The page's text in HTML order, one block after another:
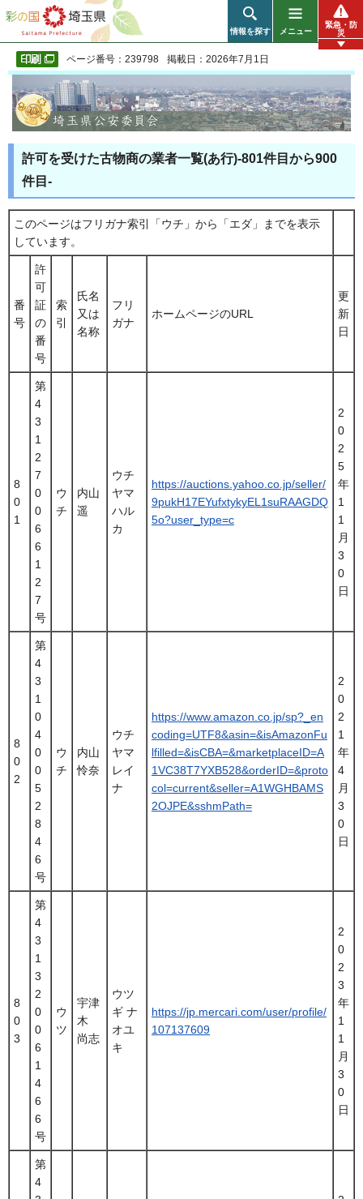
彩の国 埼玉県
情報を探す メニュー
緊急・防
災
ページ番号：239798 掲載日：2026年7月1日
許可を受けた古物商の業者一覧(あ行)-801件目から900
件目-
このページはフリガナ索引「ウチ」から「エダ」までを表示
しています。
番
号
許
可
証
の
番
号
索
引
氏名
又は
名称
フリ
ガナ
ホームページのURL
更
新
日
8
0
1
第
4
3
1
2
7
0
0
6
6
1
2
7
号
ウ
チ
内山
遥
ウチ
ヤマ
ハル
カ
https://auctions.yahoo.co.jp/seller/
9pukH17EYufxtykyEL1suRAAGDQ
5o?user_type=c
2
0
2
5
年
1
1
月
3
0
日
8
0
2
第
4
3
1
0
4
0
0
5
2
8
4
6
号
ウ
チ
内山
怜奈
ウチ
ヤマ
レイ
ナ
https://www.amazon.co.jp/sp?_en
coding=UTF8&asin=&isAmazonFu
lfilled=&isCBA=&marketplaceID=A
1VC38T7YXB528&orderID=&proto
col=current&seller=A1WGHBAMS
2OJPE&sshmPath=
2
0
2
1
年
4
月
3
0
日
8
0
3
第
4
3
1
3
2
0
0
6
1
4
6
6
号
ウ
ツ
宇津
木
尚志
ウツ
ギ ナ
オユ
キ
https://jp.mercari.com/user/profile/
107137609
2
0
2
3
年
1
1
月
3
0
日
第
4